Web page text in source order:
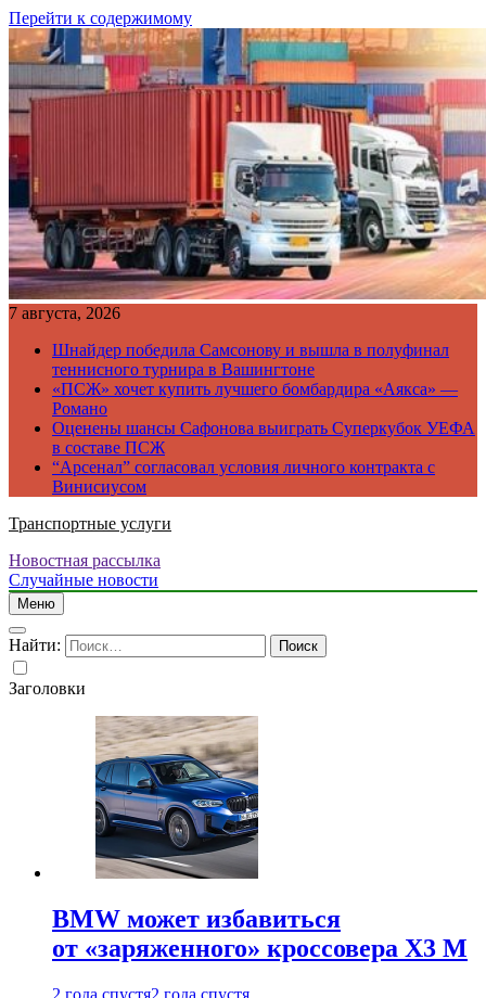
Перейти к содержимому
7 августа, 2026
Шнайдер победила Самсонову и вышла в полуфинал
теннисного турнира в Вашингтоне
«ПСЖ» хочет купить лучшего бомбардира «Аякса» —
Романо
Оценены шансы Сафонова выиграть Суперкубок УЕФА
в составе ПСЖ
“Арсенал” согласовал условия личного контракта с
Винисиусом
Транспортные услуги
Новостная рассылка
Случайные новости
Меню
Найти:
Заголовки
BMW может избавиться
от «заряженного» кроссовера X3 M
2 года спустя2 года спустя